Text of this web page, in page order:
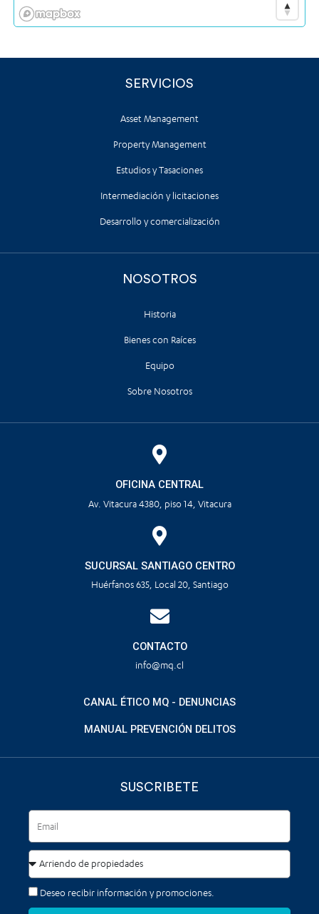
SERVICIOS
Asset Management
Property Management
Estudios y Tasaciones
Intermediación y licitaciones
Desarrollo y comercialización
NOSOTROS
Historia
Bienes con Raíces
Equipo
Sobre Nosotros
OFICINA CENTRAL
Av. Vitacura 4380, piso 14, Vitacura
SUCURSAL SANTIAGO CENTRO
Huérfanos 635, Local 20, Santiago
CONTACTO
info@mq.cl
CANAL ÉTICO MQ - DENUNCIAS
MANUAL PREVENCIÓN DELITOS
SUSCRIBETE
Deseo recibir información y promociones.